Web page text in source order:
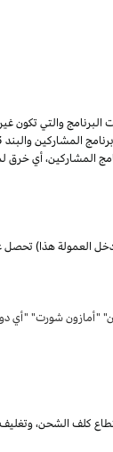
البرنامج والتي تكون
المشاركين. لتفادي الشك وبدون الحد من غرض المادة 6 (ا) من اتفاقية تشغيل
دخل العمولة هذا) تحصل
"أمازون شورت" "أي
كلف الشحن،وتغليف